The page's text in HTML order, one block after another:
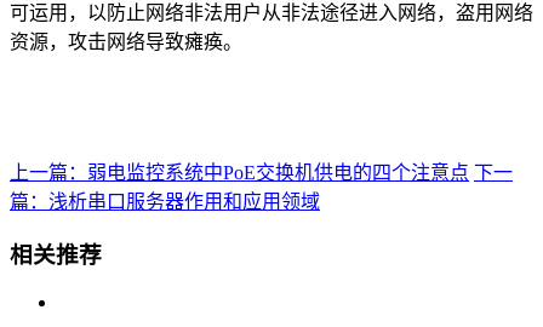
可运用，以防止网络非法用户从非法途径进入网络，盗用网络
资源，攻击网络导致瘫痪。
上一篇：弱电监控系统中PoE交换机供电的四个注意点 下一
篇：浅析串口服务器作用和应用领域
相关推荐